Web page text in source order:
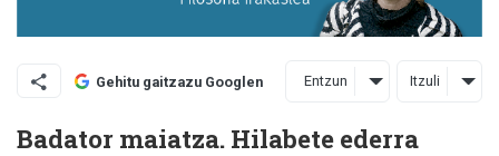
Gehitu gaitzazu Googlen Entzun Itzuli
Badator maiatza. Hilabete ederra